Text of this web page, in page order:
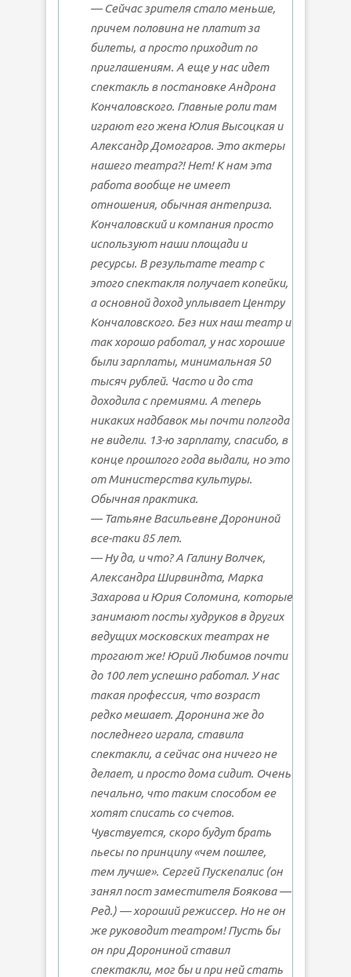
— Сейчас зрителя стало меньше,
причем половина не платит за
билеты, а просто приходит по
приглашениям. А еще у нас идет
спектакль в постановке Андрона
Кончаловского. Главные роли там
играют его жена Юлия Высоцкая и
Александр Домогаров. Это актеры
нашего театра?! Нет! К нам эта
работа вообще не имеет
отношения, обычная антеприза.
Кончаловский и компания просто
используют наши площади и
ресурсы. В результате театр с
этого спектакля получает копейки,
а основной доход уплывает Центру
Кончаловского. Без них наш театр и
так хорошо работал, у нас хорошие
были зарплаты, минимальная 50
тысяч рублей. Часто и до ста
доходила с премиями. А теперь
никаких надбавок мы почти полгода
не видели. 13-ю зарплату, спасибо, в
конце прошлого года выдали, но это
от Министерства культуры.
Обычная практика.
— Татьяне Васильевне Дорониной
все-таки 85 лет.
— Ну да, и что? А Галину Волчек,
Александра Ширвиндта, Марка
Захарова и Юрия Соломина, которые
занимают посты худруков в других
ведущих московских театрах не
трогают же! Юрий Любимов почти
до 100 лет успешно работал. У нас
такая профессия, что возраст
редко мешает. Доронина же до
последнего играла, ставила
спектакли, а сейчас она ничего не
делает, и просто дома сидит. Очень
печально, что таким способом ее
хотят списать со счетов.
Чувствуется, скоро будут брать
пьесы по принципу «чем пошлее,
тем лучше». Сергей Пускепалис (он
занял пост заместителя Боякова —
Ред.) — хороший режиссер. Но не он
же руководит театром! Пусть бы
он при Дорониной ставил
спектакли, мог бы и при ней стать